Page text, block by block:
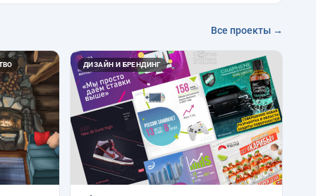
Все проекты →
ДИЗАЙН И БРЕНДИНГ